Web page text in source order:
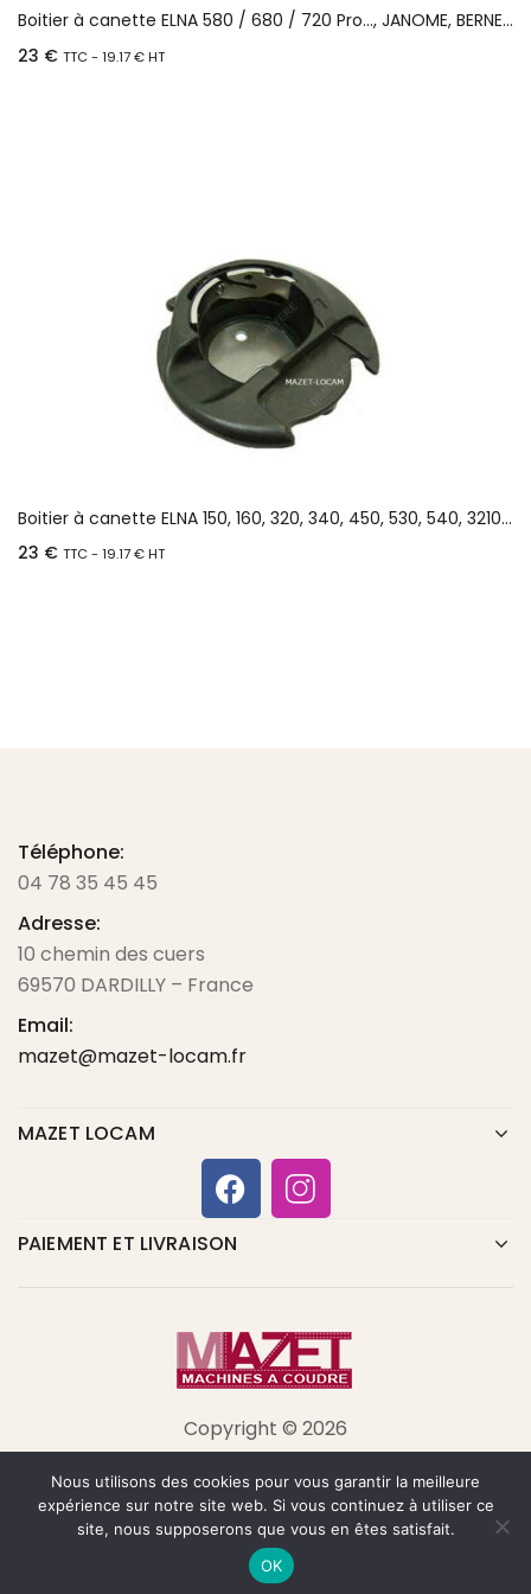
Boitier à canette ELNA 580 / 680 / 720 Pro…, JANOME, BERNETTE
23 € TTC - 19.17€HT
Boitier à canette ELNA 150, 160, 320, 340, 450, 530, 540, 3210 Jeans, 540, 540S… PFAFF, BERNETTE, HUSQVARNA, JANOME…
23 € TTC - 19.17€HT
Téléphone:
04 78 35 45 45
Adresse:
10 chemin des cuers
69570 DARDILLY – France
Email:
mazet@mazet-locam.fr
MAZET LOCAM
PAIEMENT ET LIVRAISON
Copyright © 2026
Nous utilisons des cookies pour vous garantir la meilleure
expérience sur notre site web. Si vous continuez à utiliser ce
site, nous supposerons que vous en êtes satisfait.
OK